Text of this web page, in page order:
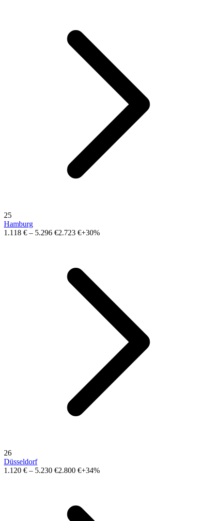
25
Hamburg
1.118 € – 5.296 €2.723 €+30%
26
Düsseldorf
1.120 € – 5.230 €2.800 €+34%